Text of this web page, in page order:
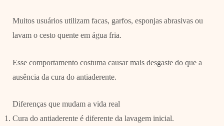
Muitos usuários utilizam facas, garfos, esponjas abrasivas ou
lavam o cesto quente em água fria.
Esse comportamento costuma causar mais desgaste do que a
ausência da cura do antiaderente.
Diferenças que mudam a vida real
Cura do antiaderente é diferente da lavagem inicial.